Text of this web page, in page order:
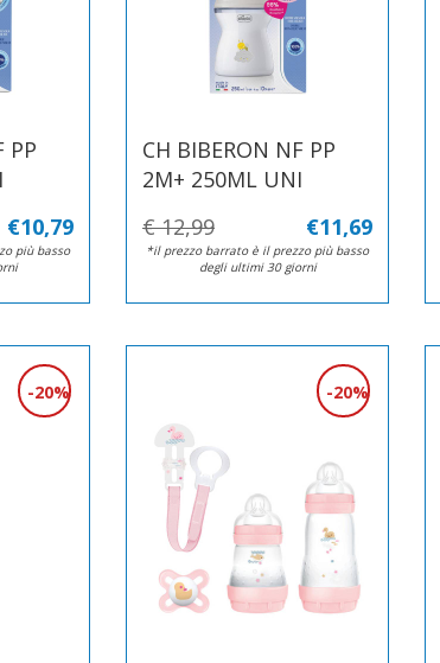
PP
€10,79
più basso
CH BIBERON NF PP
2M+ 250ML UNI
€ 12,99 €11,69
*il prezzo barrato è il prezzo più basso
degli ultimi 30 giorni
20% 20%